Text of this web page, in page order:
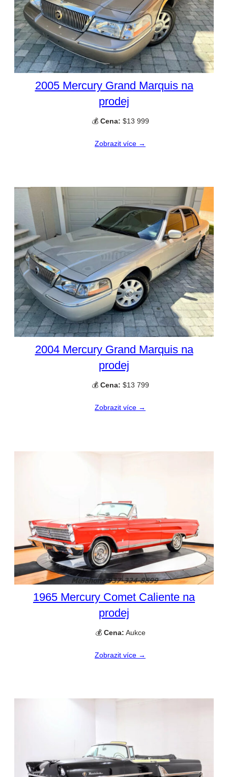
2005 Mercury Grand Marquis na
prodej
💰 Cena: $13 999
Zobrazit více →
2004 Mercury Grand Marquis na
prodej
💰 Cena: $13 799
Zobrazit více →
1965 Mercury Comet Caliente na
prodej
💰 Cena: Aukce
Zobrazit více →